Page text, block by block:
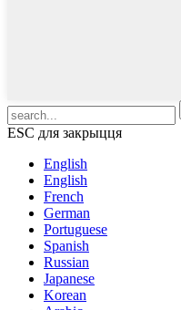
ESC для закрыцця
English
English
French
German
Portuguese
Spanish
Russian
Japanese
Korean